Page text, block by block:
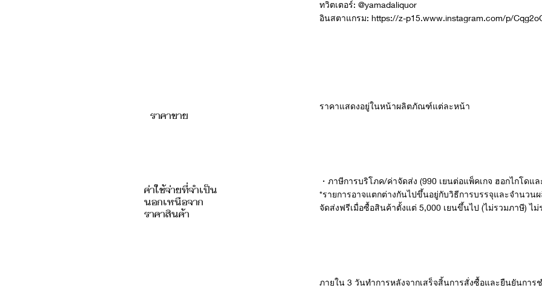
ทวิตเตอร์: @yamadaliquor
อินสตาแกรม: https://z-p15.www.instagram.com/p/
ราคาแสดงอยู่ในหน้าผลิตภัณฑ์แต่ละหน้า
・ภาษีการบริโภค/ค่าจัดส่ง (990 เยนต่อแพ็คเกจ ฮอกไกโดแ
*รายการอาจแตกต่างกันไปขึ้นอยู่กับวิธีการบรรจุและจำนว
จัดส่งฟรีเมื่อซื้อสินค้าตั้งแต่ 5,000 เยนขึ้นไป (ไม่รวมภาษี) ไ
ภายใน 3 วันทำการหลังจากเสร็จสิ้นการสั่งซื้อและยืนยันการ
ราคาขาย
ค่าใช้จ่ายที่จำเป็น
นอกเหนือจาก
ราคาสินค้า